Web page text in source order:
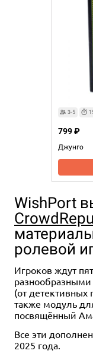
3-5
Джунго
799 ₽
WishPort
ролевой
Игроков ждут
(от
также модуль
посвящённый
Все эти
2025 года.